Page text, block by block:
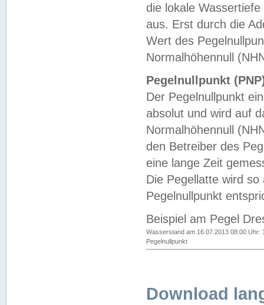
die lokale
aus. Erst durch die
Wert des
Normalhöhennull
Pegelnullpunkt
Der Pegelnullpunkt
absolut und wird auf
Normalhöhennull
den Betreiber des
eine lange Zeit
Die Pegellatte wird
Pegelnullpunkt
Beispiel am Pegel
Wasserstand am 16.07.2013 08:00 Uhr:
Pegelnullpunkt
Download